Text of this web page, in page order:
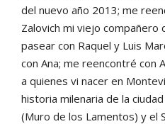
del nuevo año 2013; me
Zalovich mi viejo compañero
pasear con Raquel y Luis
con Ana; me reencontré con
a quienes vi nacer en
historia milenaria de la
(Muro de los Lamentos) y el